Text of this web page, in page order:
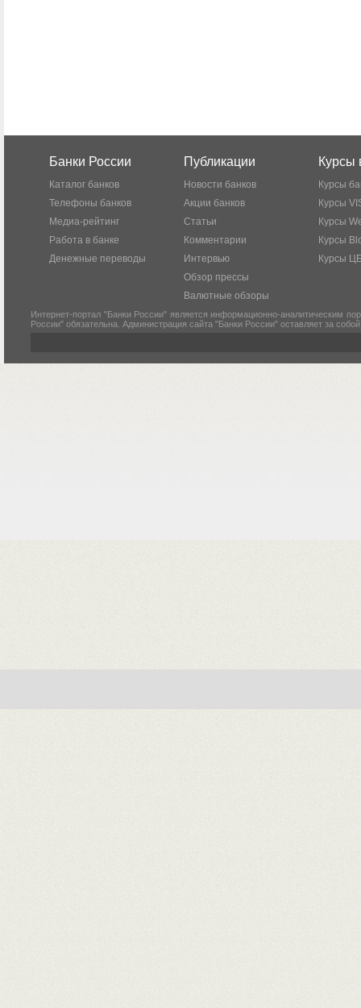
Банки России
Каталог банков
Телефоны банков
Медиа-рейтинг
Работа в банке
Денежные переводы
Публикации
Новости банков
Акции банков
Статьи
Комментарии
Интервью
Обзор прессы
Валютные обзоры
Курсы
Курсы
Курсы
Курсы
Курсы
Курсы
Интернет-портал "Банки России" является информационно-аналитическим
России" обязательна. Администрация сайта "Банки России" оставляет за